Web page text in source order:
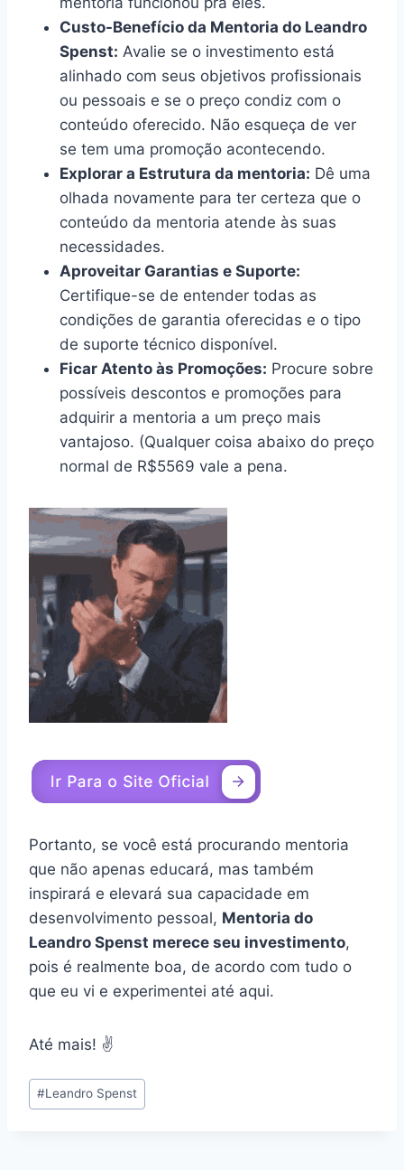
Custo-Benefício da Mentoria do Leandro
Spenst: Avalie se o investimento está
alinhado com seus objetivos profissionais
ou pessoais e se o preço condiz com o
conteúdo oferecido. Não esqueça de ver
se tem uma promoção acontecendo.
Explorar a Estrutura da mentoria: Dê uma
olhada novamente para ter certeza que o
conteúdo da mentoria atende às suas
necessidades.
Aproveitar Garantias e Suporte:
Certifique-se de entender todas as
condições de garantia oferecidas e o tipo
de suporte técnico disponível.
Ficar Atento às Promoções: Procure sobre
possíveis descontos e promoções para
adquirir a mentoria a um preço mais
vantajoso. (Qualquer coisa abaixo do preço
normal de R$5569 vale a pena.
Portanto, se você está procurando mentoria
que não apenas educará, mas também
inspirará e elevará sua capacidade em
desenvolvimento pessoal, Mentoria do
Leandro Spenst merece seu investimento,
pois é realmente boa, de acordo com tudo o
que eu vi e experimentei até aqui.
Até mais! ✌️
Tags
do
#Leandro Spenst